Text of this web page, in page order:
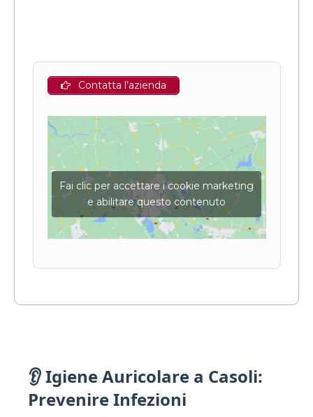
Contatta l’azienda
Fai clic per accettare i cookie marketing
e abilitare questo contenuto
👂 Igiene Auricolare a Casoli:
Prevenire Infezioni